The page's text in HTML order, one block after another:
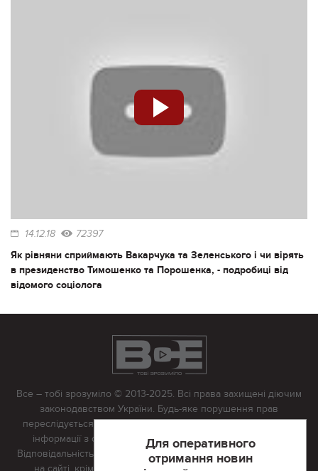
14.12.18 72397
Як рівняни сприймають Вакарчука та Зеленського і чи вірять
в президенство Тимошенко та Порошенка, - подробиці від
відомого соціолога
Для оперативного
отримання новин
Все – тобі зрозуміло © 2013-2025. Всі права захищені діючим
законодавством України. Будь-яке порушення прав
переслідується в судовому порядку. Будь-яке відтворення
інформації з сайту тільки з письмово дозволу редакції.
Відповідальність за достовірність усіх матеріалів, розміщених
на сайті, крім матеріалів, які містять посилання на інші